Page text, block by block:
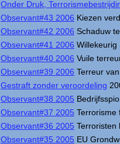
Onder Druk,
Observant#43 2006 Kiezen
Observant#42 2006 Schaduw
Observant#41 2006 Willekeurig
Observant#40 2006 Vuile
Observant#39 2006 Terreur
Gestraft zonder veroordeling
Observant#38 2005
Observant#37 2005 Terrorisme
Observant#36 2005 Terroristen
Observant#35 2005 EU